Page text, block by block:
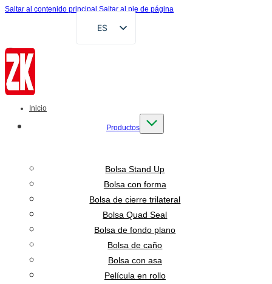
Saltar al contenido principal Saltar al pie de página
ES
EN
AR
ID
Inicio
Productos
Bolsa Stand Up
Bolsa con forma
Bolsa de cierre trilateral
Bolsa Quad Seal
Bolsa de fondo plano
Bolsa de caño
Bolsa con asa
Película en rollo